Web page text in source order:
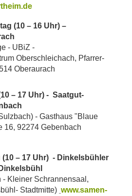
(10 – 16 Uhr) –
- UBiZ -
Oberschleichach, Pfarrer-
Oberaurach
– 17 Uhr) - Saatgut-
- Gasthaus "Blaue
16, 92274 Gebenbach
(10 – 17 Uhr) - Dinkelsbühler
- Kleiner Schrannensaal,
Stadtmitte) www.samen-